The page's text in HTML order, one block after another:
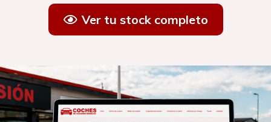
Ver tu stock completo